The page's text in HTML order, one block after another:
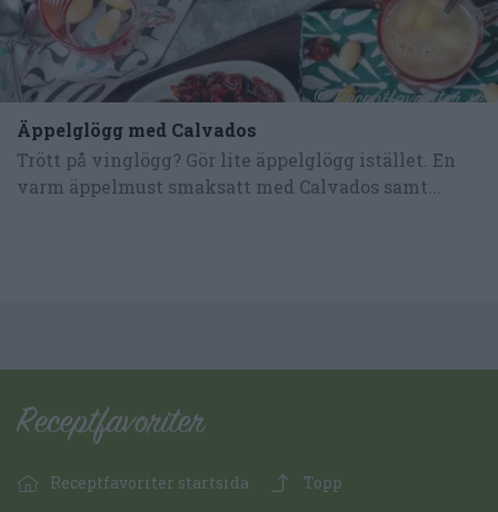
Äppelglögg med Calvados
Trött på vinglögg? Gör lite äppelglögg istället. En
varm äppelmust smaksatt med Calvados samt...
Receptfavoriter startsida Topp